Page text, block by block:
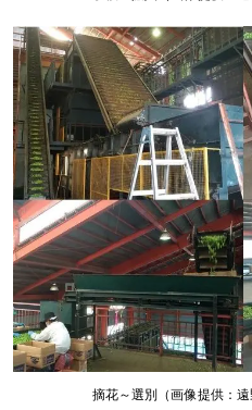
摘花～選別（画像提供：遠